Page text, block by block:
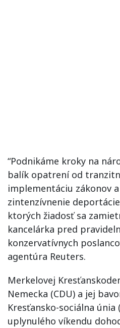
“Podnikáme kroky na
balík opatrení od
implementáciu zákonov
zintenzívnenie
ktorých žiadosť sa
kancelárka pred
konzervatívnych
agentúra Reuters.
Merkelovej
Nemecka (CDU) a jej
Kresťansko-sociálna únia
uplynulého víkendu